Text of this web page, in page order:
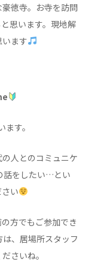
徳寺。お寺を訪問
思います。現地解
ます
す。
人とのコミュニケ
話をしたい…とい
い
方でもご参加でき
、居場所スタッフ
さいね。